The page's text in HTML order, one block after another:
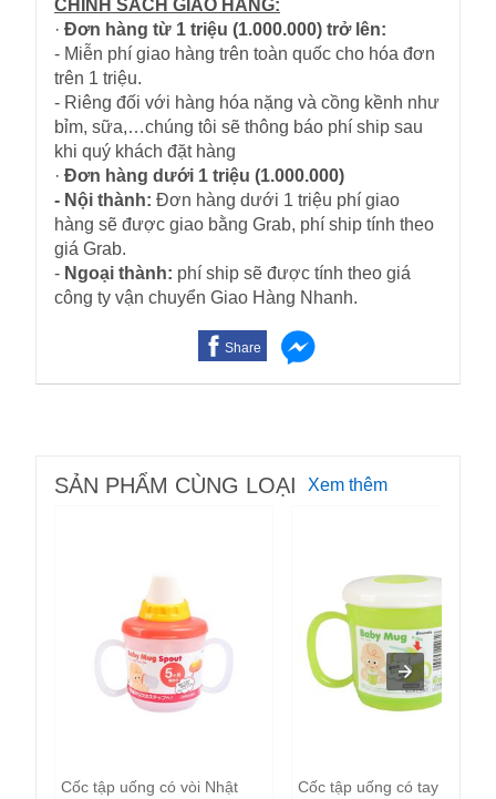
CHÍNH SÁCH GIAO HÀNG:
· Đơn hàng từ 1 triệu (1.000.000) trở lên:
- Miễn phí giao hàng trên toàn quốc cho hóa đơn
trên 1 triệu.
- Riêng đối với hàng hóa nặng và cồng kềnh như
bỉm, sữa,…chúng tôi sẽ thông báo phí ship sau
khi quý khách đặt hàng
· Đơn hàng dưới 1 triệu (1.000.000)
- Nội thành: Đơn hàng dưới 1 triệu phí giao
hàng sẽ được giao bằng Grab, phí ship tính theo
giá Grab.
- Ngoại thành: phí ship sẽ được tính theo giá
công ty vận chuyển Giao Hàng Nhanh.
Share
SẢN PHẨM CÙNG LOẠI Xem thêm
Cốc tập uống có vòi Nhật
Cốc tập uống có tay cầm